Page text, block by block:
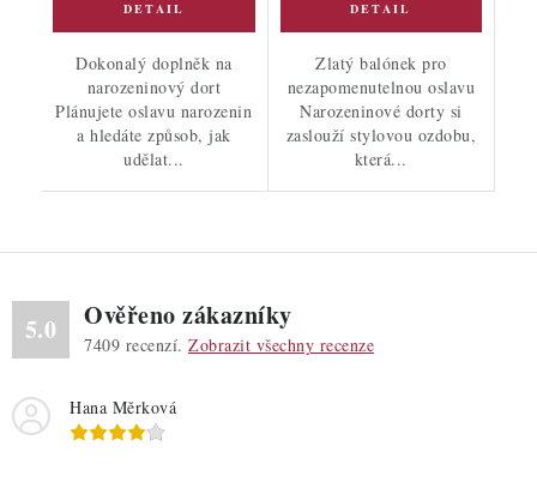
Dokonalý doplněk na
narozeninový dort
Plánujete oslavu narozenin
a hledáte způsob, jak
udělat...
Zlatý balónek pro
nezapomenutelnou oslavu
Narozeninové dorty si
zaslouží stylovou ozdobu,
která...
5.0 Ověřeno zákazníky
7409 recenzí. Zobrazit všechny recenze
Hana Měrková